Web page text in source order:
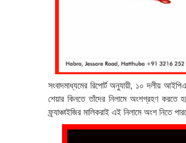
সংবাদমাধ্যমের রিপোর্ট অনুযায়ী, ১০ দলীয়
শেয়ার কিনতে তাঁদের নিলামে অংশগ্রহণ করতে
ফ্র্যাঞ্চাইজির মালিকরাই এই নিলামে অংশ নিতে